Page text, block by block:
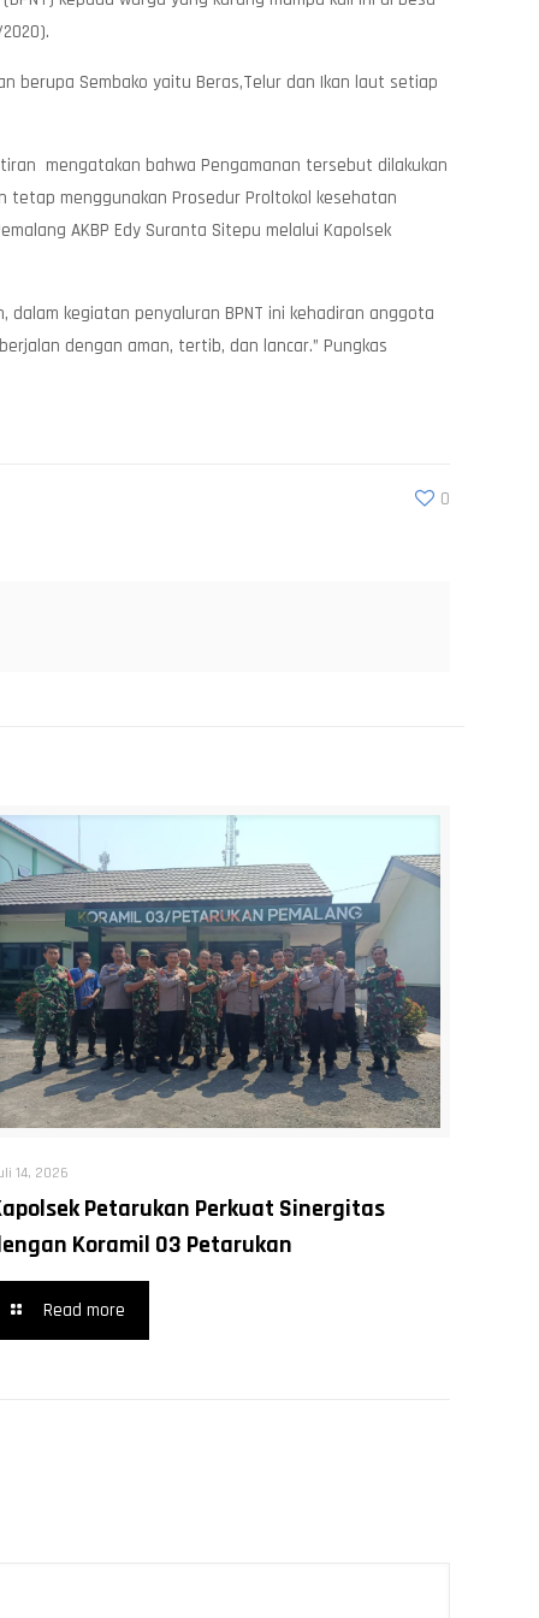
berupa Sembako yaitu Beras,Telur dan Ikan laut setiap
mengatakan bahwa Pengamanan tersebut dilakukan
tetap menggunakan Prosedur Proltokol kesehatan
AKBP Edy Suranta Sitepu melalui Kapolsek
dalam kegiatan penyaluran BPNT ini kehadiran anggota
dengan aman, tertib, dan lancar.” Pungkas
0
14, 2026
Petarukan Perkuat Sinergitas
Koramil 03 Petarukan
Read more